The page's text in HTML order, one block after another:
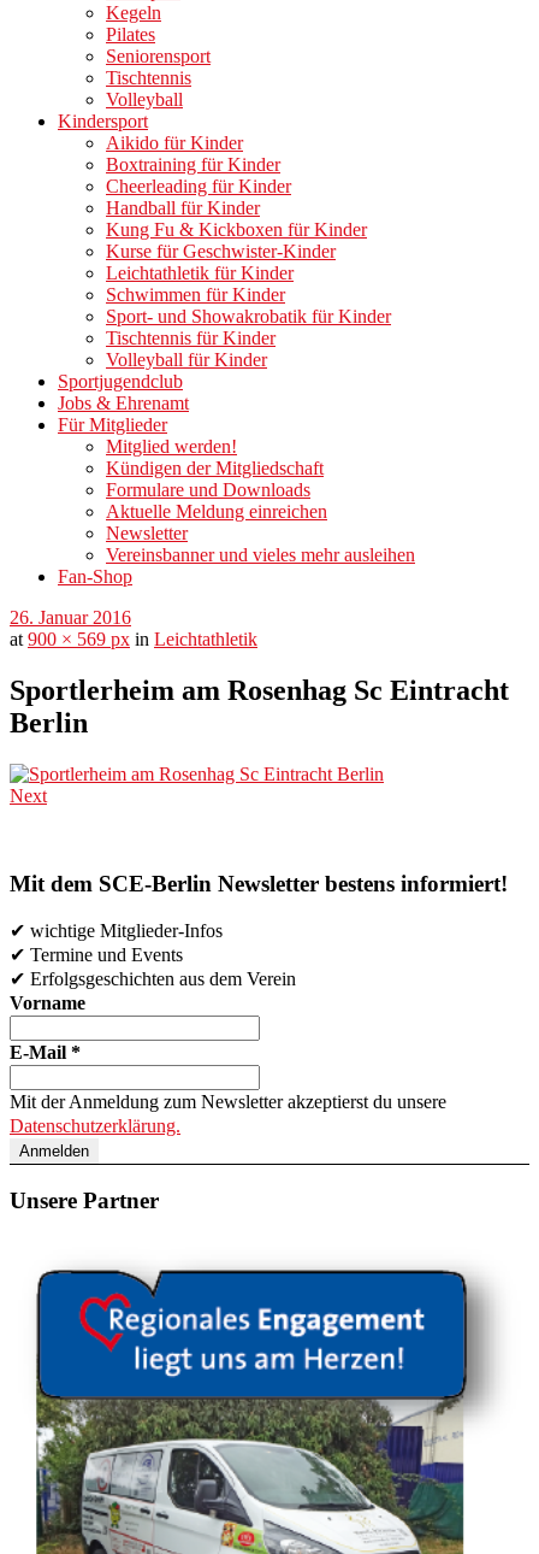
Kegeln
Pilates
Seniorensport
Tischtennis
Volleyball
Kindersport
Aikido für Kinder
Boxtraining für Kinder
Cheerleading für Kinder
Handball für Kinder
Kung Fu & Kickboxen für Kinder
Kurse für Geschwister-Kinder
Leichtathletik für Kinder
Schwimmen für Kinder
Sport- und Showakrobatik für Kinder
Tischtennis für Kinder
Volleyball für Kinder
Sportjugendclub
Jobs & Ehrenamt
Für Mitglieder
Mitglied werden!
Kündigen der Mitgliedschaft
Formulare und Downloads
Aktuelle Meldung einreichen
Newsletter
Vereinsbanner und vieles mehr ausleihen
Fan-Shop
26. Januar 2016
at 900 × 569 px in Leichtathletik
Sportlerheim am Rosenhag Sc Eintracht
Berlin
Next
Mit dem SCE-Berlin Newsletter bestens informiert!
✔ wichtige Mitglieder-Infos
✔ Termine und Events
✔ Erfolgsgeschichten aus dem Verein
Vorname
E-Mail *
Mit der Anmeldung zum Newsletter akzeptierst du unsere
Datenschutzerklärung.
Unsere Partner